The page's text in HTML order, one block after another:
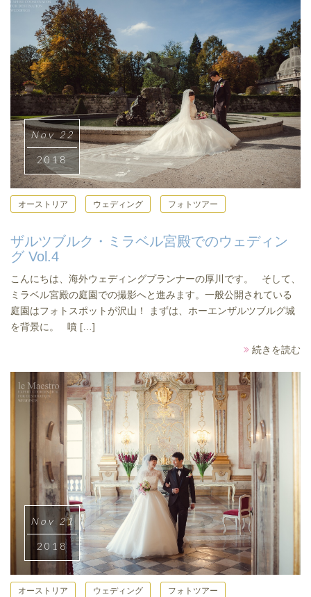
Nov 22
2018
オーストリア ウェディング フォトツアー
ザルツブルク・ミラベル宮殿でのウェディン
グ Vol.4
こんにちは、海外ウェディングプランナーの厚川です。 そして、
ミラベル宮殿の庭園での撮影へと進みます。一般公開されている
庭園はフォトスポットが沢山！ まずは、ホーエンザルツブルグ城
を背景に。 噴 […]
続きを読む
Nov 21
2018
オーストリア ウェディング フォトツアー